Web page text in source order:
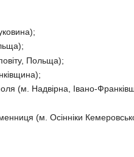
Польща);
(м. Надвірна, Івано-
(м. Осінніки